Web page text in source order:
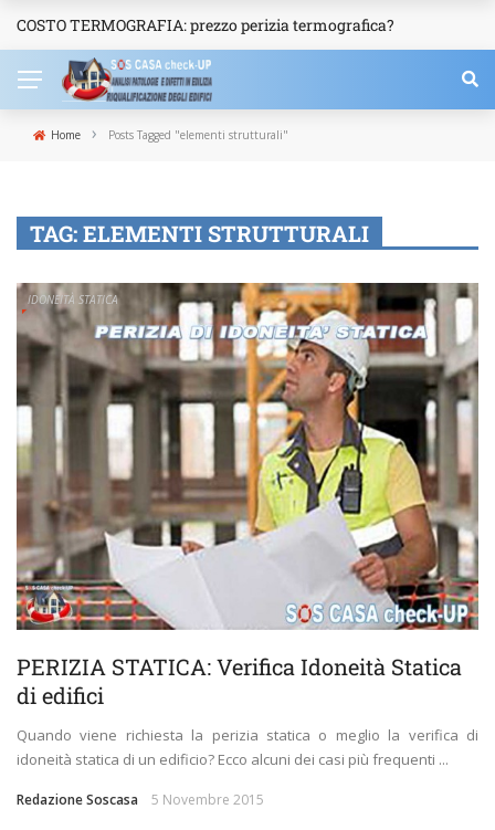
NEWS
COSTO TERMOGRAFIA: prezzo perizia termografica?
Home › Posts Tagged "elementi strutturali"
TAG:ELEMENTI STRUTTURALI
IDONEITÀ STATICA
PERIZIA STATICA: Verifica Idoneità Statica
di edifici
Quando viene richiesta la perizia statica o meglio la verifica di
idoneità statica di un edificio? Ecco alcuni dei casi più frequenti ...
Redazione Soscasa 5 Novembre 2015